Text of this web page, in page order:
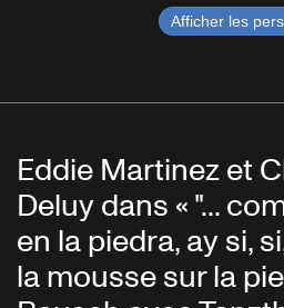
Afficher les
Eddie Martinez et
Deluy dans « "...
en la piedra, ay si,
la mousse sur la